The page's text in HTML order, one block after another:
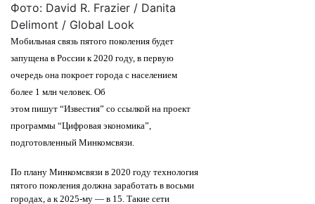
Фото: David R. Frazier / Danita
Delimont / Global Look
Мобильная связь пятого поколения будет
запущена в России к 2020 году, в первую
очередь она покроет города с населением
более 1 млн человек. Об
этом пишут “Известия” со ссылкой на проект
программы “Цифровая экономика”,
подготовленный Минкомсвязи.
По плану Минкомсвязи в 2020 году технология
пятого поколения должна заработать в восьми
городах, а к 2025-му — в 15. Такие сети